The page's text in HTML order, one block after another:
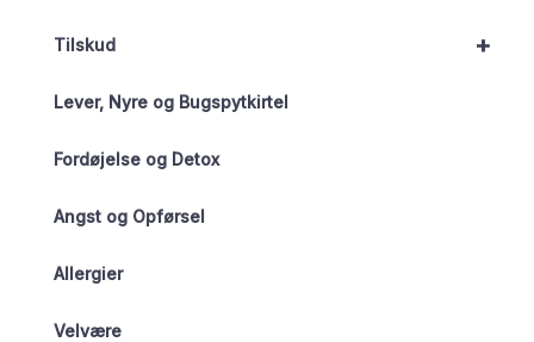
+
Tilskud
Lever, Nyre og Bugspytkirtel
Fordøjelse og Detox
Angst og Opførsel
Allergier
Velvære